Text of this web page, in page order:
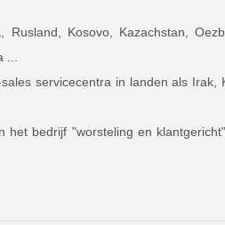
Kosovo, Kazachstan,
servicecentra in landen als Irak,
bedrijf "worsteling en